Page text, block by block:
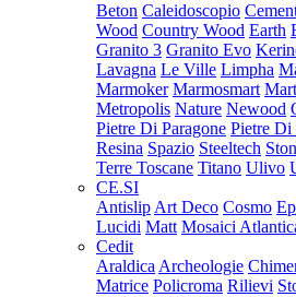
Beton Caleidoscopio
Wood Country Wood Earth
Granito 3 Granito Evo
Lavagna Le Ville Limpha
Marmoker Marmosmart
Metropolis Nature Newood
Pietre Di Paragone Pietre Di
Resina Spazio Steeltech
Terre Toscane Titano Ulivo
CE.SI
Antislip Art Deco Cosmo
Lucidi Matt Mosaici
Cedit
Araldica Archeologie
Matrice Policroma Rilievi